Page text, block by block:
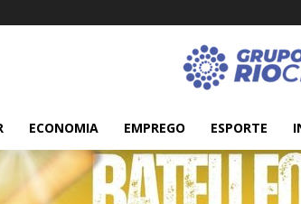
ECONOMIA EMPREGO ESPORTE